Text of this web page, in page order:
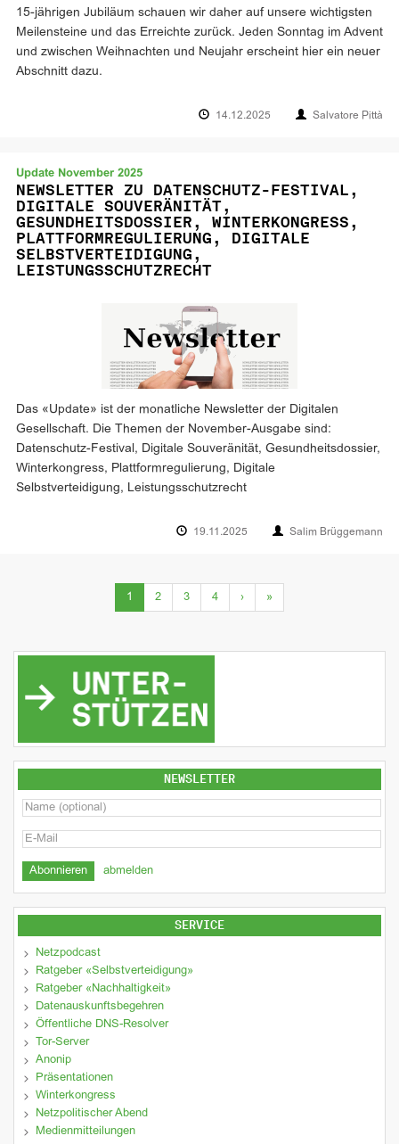
15-jährigen Jubiläum schauen wir daher auf unsere wichtigsten
Meilensteine und das Erreichte zurück. Jeden Sonntag im Advent
und zwischen Weihnachten und Neujahr erscheint hier ein neuer
Abschnitt dazu.
14.12.2025 Salvatore Pittà
Update November 2025
NEWSLETTER ZU DATENSCHUTZ-FESTIVAL,
DIGITALE SOUVERÄNITÄT,
GESUNDHEITSDOSSIER, WINTERKONGRESS,
PLATTFORMREGULIERUNG, DIGITALE
SELBSTVERTEIDIGUNG,
LEISTUNGSSCHUTZRECHT
Das «Update» ist der monatliche Newsletter der Digitalen
Gesellschaft. Die Themen der November-Ausgabe sind:
Datenschutz-Festival, Digitale Souveränität, Gesundheitsdossier,
Winterkongress, Plattformregulierung, Digitale
Selbstverteidigung, Leistungsschutzrecht
19.11.2025 Salim Brüggemann
1 (current)
2 3 4 › »
NEWSLETTER
abmelden
SERVICE
Netzpodcast
Ratgeber «Selbstverteidigung»
Ratgeber «Nachhaltigkeit»
Datenauskunftsbegehren
Öffentliche DNS-Resolver
Tor-Server
Anonip
Präsentationen
Winterkongress
Netzpolitischer Abend
Medienmitteilungen